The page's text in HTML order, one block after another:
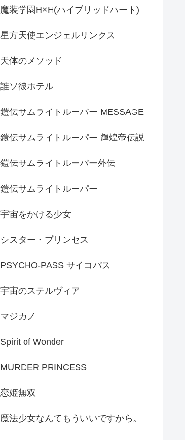
魔装学園H×H(ハイブリッドハート)
星方天使エンジェルリンクス
天体のメソッド
誰ソ彼ホテル
鎧伝サムライトルーパー MESSAGE
鎧伝サムライトルーパー 輝煌帝伝説
鎧伝サムライトルーパー外伝
鎧伝サムライトルーパー
宇宙をかける少女
シスター・プリンセス
PSYCHO-PASS サイコパス
宇宙のステルヴィア
マジカノ
Spirit of Wonder
MURDER PRINCESS
恋姫無双
魔法少女なんてもういいですから。